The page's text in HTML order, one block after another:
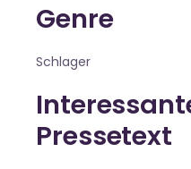
Genre
Schlager
Pressetext